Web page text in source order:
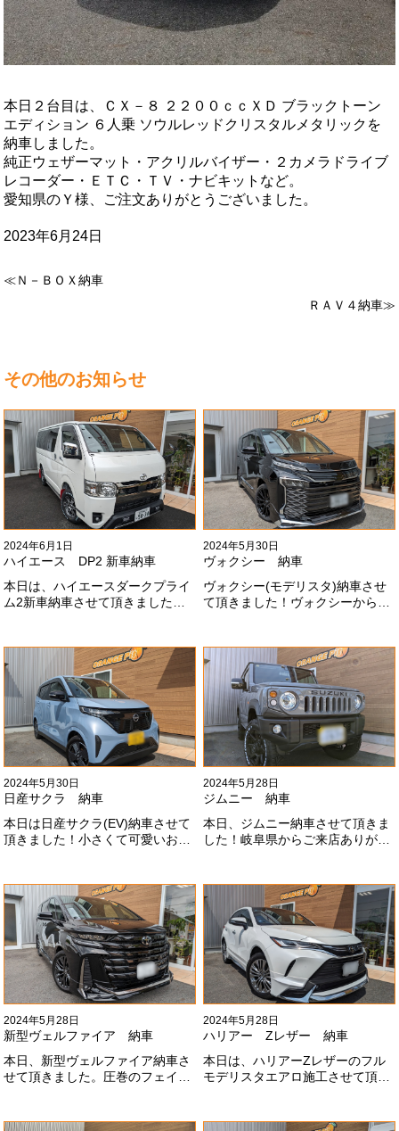
本日２台目は、ＣＸ－８ ２２００ｃｃＸＤ ブラックトーン
エディション ６人乗 ソウルレッドクリスタルメタリックを
納車しました。
純正ウェザーマット・アクリルバイザー・２カメラドライブ
レコーダー・ＥＴＣ・ＴＶ・ナビキットなど。
愛知県のＹ様、ご注文ありがとうございました。
2023年6月24日
≪Ｎ－ＢＯＸ納車
ＲＡＶ４納車≫
その他のお知らせ
2024年6月1日
ハイエース DP2 新車納車
本日は、ハイエースダークプライ
ム2新車納車させて頂きました！
ました#x1f60a;
2024年5月30日
ヴォクシー 納車
ヴォクシー(モデリスタ)納車させ
て頂きました！ヴォクシーからヴ
利用頂きありがとうございます
#x1f60a;
2024年5月30日
日産サクラ 納車
本日は日産サクラ(EV)納車させて
頂きました！小さくて可愛いお車
#x1f60a;#x1f60a;M様ありがとう
ございました#x1f60a;
2024年5月28日
ジムニー 納車
本日、ジムニー納車させて頂きま
した！岐阜県からご来店ありがと
ープンカントリー、ホイールと、
可愛い仕様になりました！これか
らもよろしくお願いします
#x1f647;#x200d;#x2640;#xfe0f;
2024年5月28日
新型ヴェルファイア 納車
本日、新型ヴェルファイア納車さ
せて頂きました。圧巻のフェイス
なりました！いつも本当にありが
2024年5月28日
ハリアー Zレザー 納車
本日は、ハリアーZレザーのフル
モデリスタエアロ施工させて頂き
全然、思い通りエアロが入ってき